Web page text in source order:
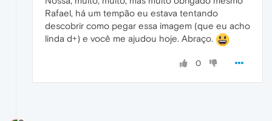
Rafael, há um tempão eu estava tentando
descobrir como pegar essa imagem (que eu acho
linda d+) e você me ajudou hoje. Abraço.
0